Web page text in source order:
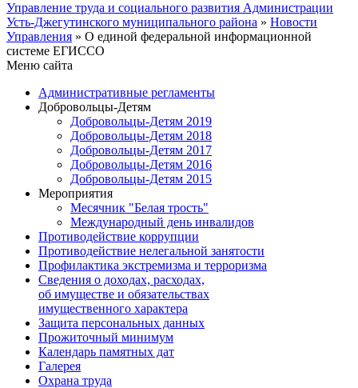
Управление труда и социального развития Администрации
Усть-Джегутинского муниципального района » Новости
Управления » О единой федеральной информационной
системе ЕГИССО
Меню сайта
Административные регламенты
Добровольцы-Детям
Добровольцы-Детям 2019
Добровольцы-Детям 2018
Добровольцы-Детям 2017
Добровольцы-Детям 2016
Добровольцы-Детям 2015
Мероприятия
Месячник "Белая трость"
Международный день инвалидов
Противодействие коррупции
Противодействие нелегальной занятости
Профилактика экстремизма и терроризма
Сведения о доходах, расходах,
об имуществе и обязательствах
имущественного характера
Защита персональных данных
Прожиточный минимум
Календарь памятных дат
Галерея
Охрана труда